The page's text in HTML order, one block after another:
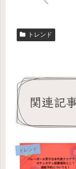
トレンド
関連記
トレンド